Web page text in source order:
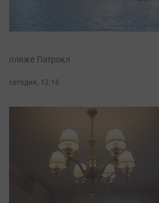
пляже Патрокл
сегодня, 12:16